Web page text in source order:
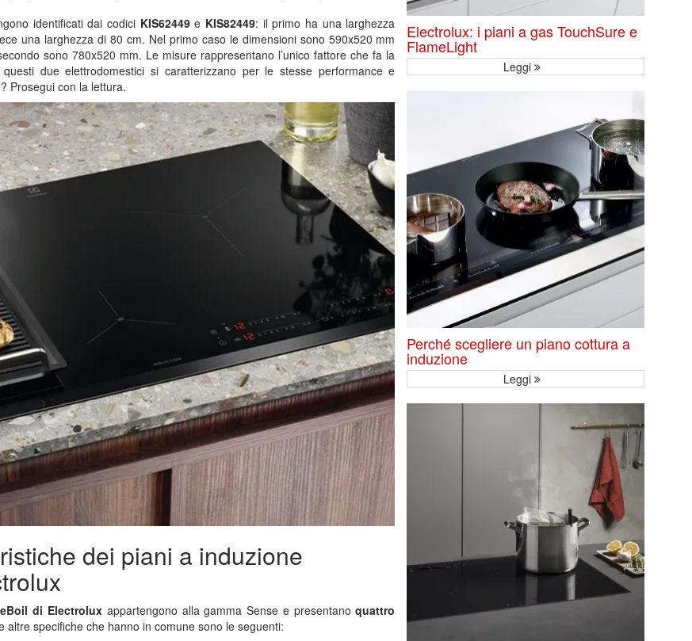
identificati dai codici KIS62449e KIS82449: il primo ha una larghezza
una larghezza di 80 cm. Nel primo caso le dimensioni sono 590x520 mm
sono 780x520 mm. Le misure rappresentano l’unico fattore che fa la
due elettrodomestici si caratterizzano per le stesse performance e
Prosegui con la lettura.
dei piani a induzione
di Electroluxappartengono alla gamma Sense e presentanoquattro
altre specifiche che hanno in comune sono le seguenti:
Electrolux: i piani a gas TouchSure e
FlameLight
Leggi
Perché scegliere un piano cottura a
induzione
Leggi